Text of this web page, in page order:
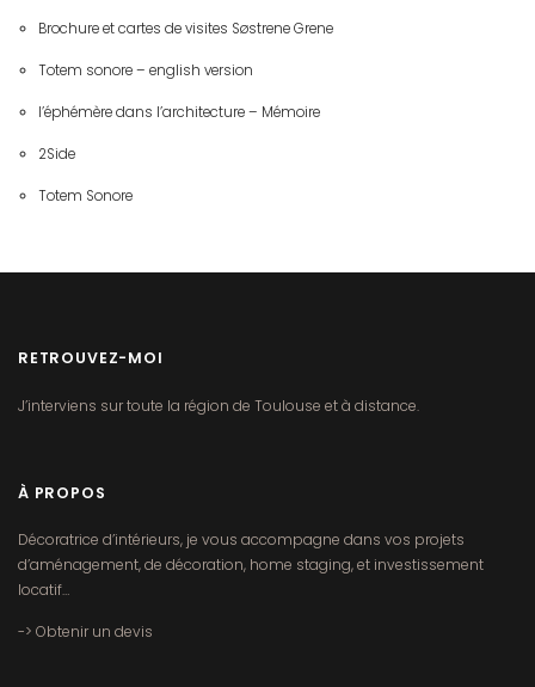
Brochure et cartes de visites Søstrene Grene
Totem sonore – english version
l’éphémère dans l’architecture – Mémoire
2Side
Totem Sonore
RETROUVEZ-MOI
J’interviens sur toute la région de Toulouse et à distance.
À PROPOS
Décoratrice d’intérieurs, je vous accompagne dans vos projets
d’aménagement, de décoration, home staging, et investissement
locatif…
-> Obtenir un devis